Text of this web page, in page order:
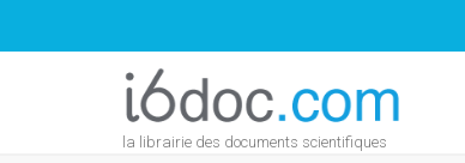
la librairie des documents scientifiques